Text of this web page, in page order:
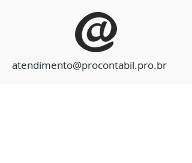
atendimento@procontabil.pro.br